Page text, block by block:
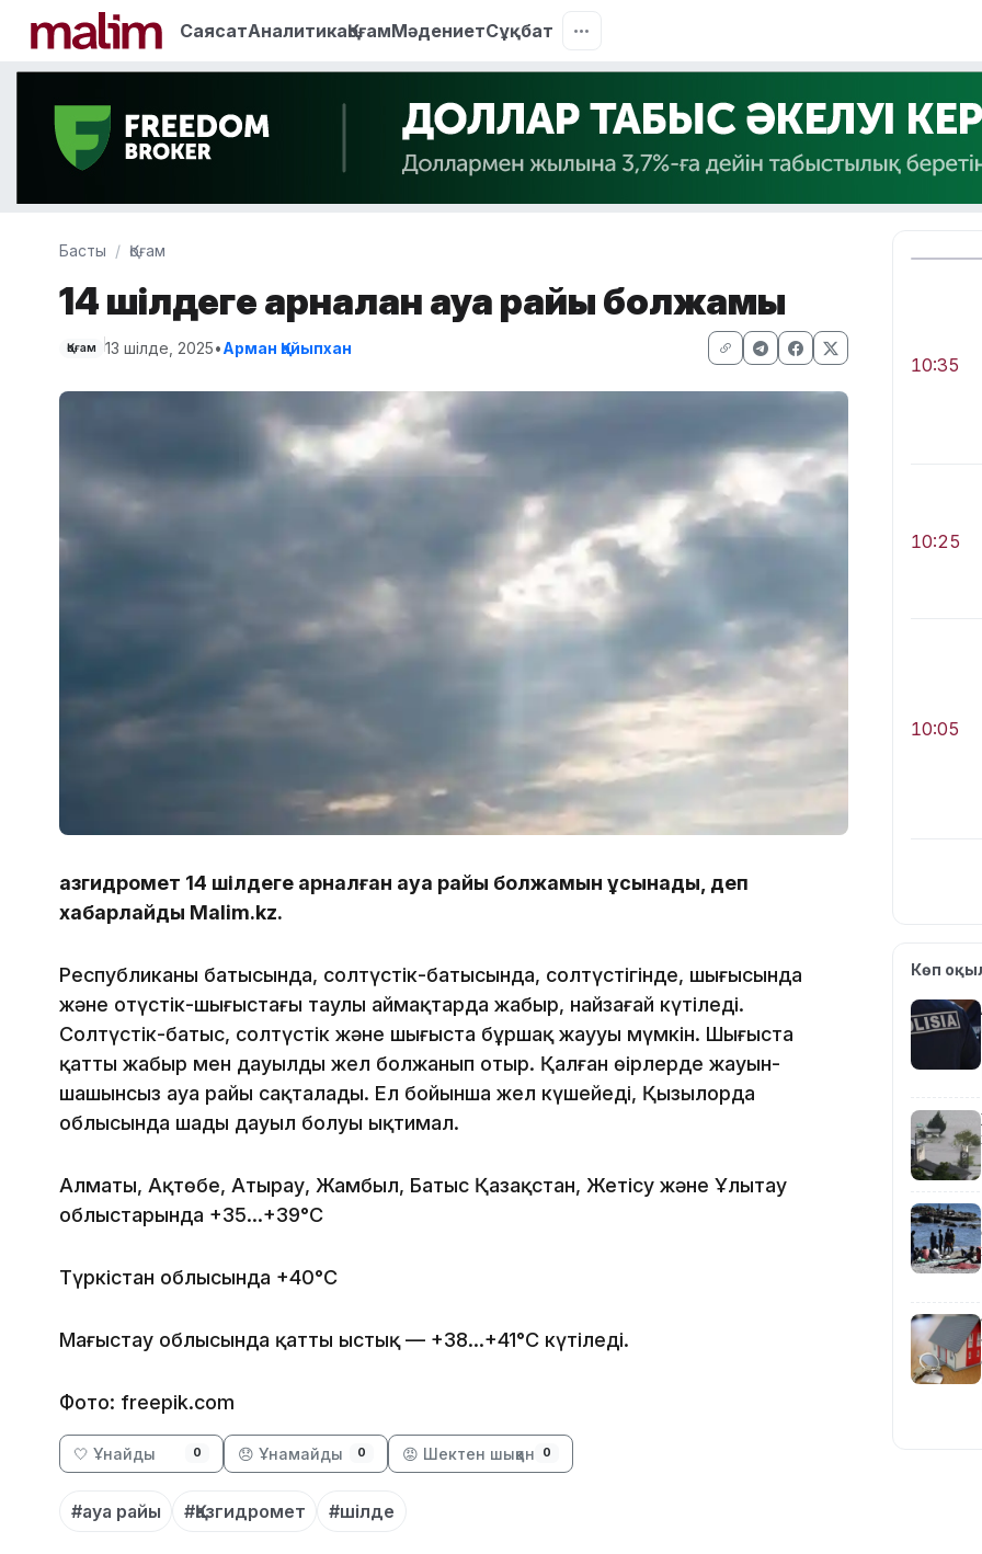
СаясатАналитикаҚоғамМәдениетСұқбат
Басты Қоғам
14 шілдеге арналған ауа райы болжамы
Қоғам 13 шілде, 2025•Арман Қайыпхан
Қазгидромет 14 шілдеге арналған ауа райы болжамын ұсынады, деп
хабарлайды Malim.kz.
Республиканың батысында, солтүстік-батысында, солтүстігінде, шығысында
және оңтүстік-шығыстағы таулы аймақтарда жаңбыр, найзағай күтіледі.
Солтүстік-батыс, солтүстік және шығыста бұршақ жаууы мүмкін. Шығыста
қатты жаңбыр мен дауылды жел болжанып отыр. Қалған өңірлерде жауын-
шашынсыз ауа райы сақталады. Ел бойынша жел күшейеді, Қызылорда
облысында шаңды дауыл болуы ықтимал.
Алматы, Ақтөбе, Атырау, Жамбыл, Батыс Қазақстан, Жетісу және Ұлытау
облыстарында +35…+39°C
Түркістан облысында +40°C
Маңғыстау облысында қатты ыстық — +38…+41°C күтіледі.
Фото: freepik.com
🤍 Ұнайды 0 😞 Ұнамайды 0 😡 Шектен шыққан 0
#ауа райы #Қазгидромет #шілде
10:35
10:25
10:05
09:53
09:40
Көп